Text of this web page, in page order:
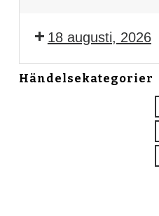
18 augusti, 2026
Händelsekategorier